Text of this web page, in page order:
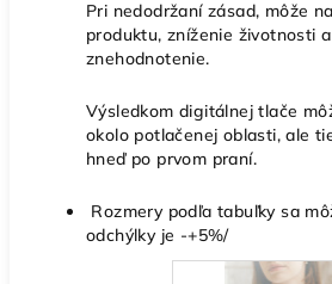
Pri nedodržaní zásad, môže
produktu, zníženie životnosti
znehodnotenie.
Výsledkom digitálnej tlače
okolo potlačenej oblasti, ale
hneď po prvom praní.
Rozmery podľa tabuľky sa
odchýlky je -+5%/